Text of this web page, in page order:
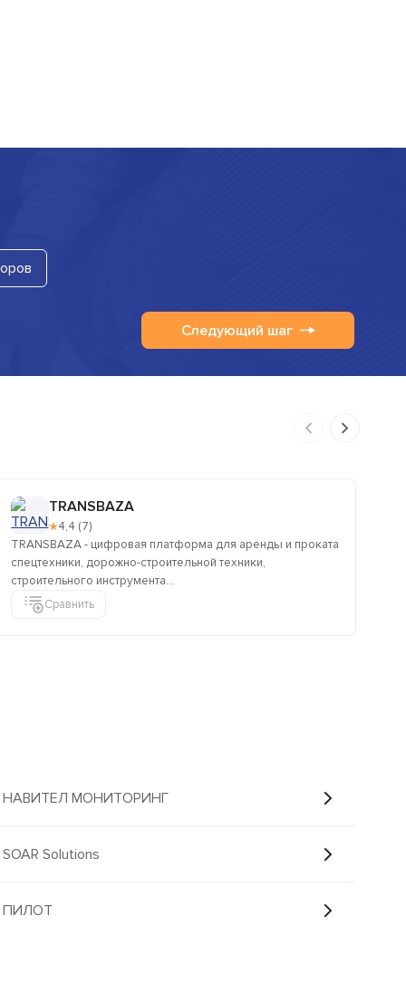
Следующий шаг
TRANSBAZA
★4,4 (7)
TRANSBAZA - цифровая платформа для аренды и проката
спецтехники, дорожно-строительной техники,
строительного инструмента...
Сравнить
НАВИТЕЛ МОНИТОРИНГ
Solutions
ПИЛОТ